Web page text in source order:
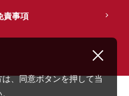
責事項
、同意ボタンを押して当